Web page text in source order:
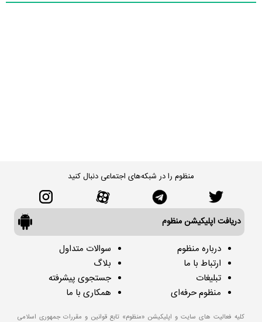
منظوم را در شبکه‌های اجتماعی دنبال کنید
دریافت اپلیکیشن منظوم
درباره منظوم
ارتباط با ما
تبلیغات
منظوم حرفه‌ای
سوالات متداول
بلاگ
جستجوی پیشرفته
همکاری با ما
کلیه فعالیت های سایت و اپلیکیشن «منظوم» تابع قوانین و مقررات جمهوری اسلامی